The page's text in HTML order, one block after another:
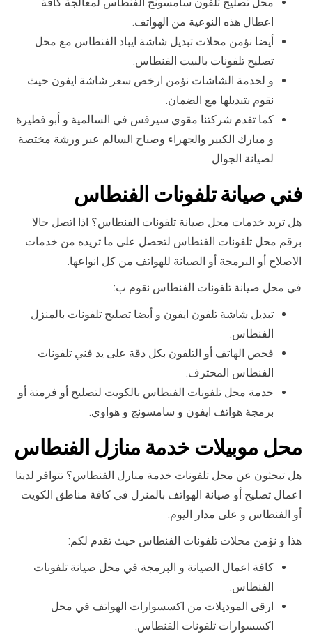
اعطال هذه النوعية من الهواتف.
أيضا نؤمن محلات تبديل شاشة ايباد الفنطاس مع محل
تصليح تلفونات بالبيت الفنطاس.
و لخدمة الشاشات نؤمن ارخص سعر شاشة ايفون حيث
نقوم بتبديلها مع الضمان.
كما تقدم شركتنا مقوي سيرفس في السالمية و أبو فطيرة
و مبارك الكبير والجهراء وصباح السالم عبر ورشة مختصة
لصيانة الجوال
فني صيانة تلفونات الفنطاس
هل تريد خدمات محل صيانة تلفونات الفنطاس؟ اذا اتصل حالا
برقم محل تلفونات الفنطاس لتحصل على ما تريده من خدمات
الاصلاح أو البرمجة أو الصيانة للهواتف من كل انواعها.
في محل صيانة تلفونات الفنطاس نقوم ب:
تبديل شاشة تلفون ايفون و أيضا تصليح تلفونات بالمنزل
الفنطاس.
فحص الهاتف أو التلفون بكل دقة على يد فني تلفونات
الفنطاس المحترف.
خدمة محل تلفونات الفنطاس بالكويت لتصليح أو فرمتة أو
برمجة هواتف ايفون و سامسونج و هواوي.
محل موبيلات خدمة منازل الفنطاس
هل تبحثون عن محل تلفونات خدمة منارل الفنطاس؟ تتوافر لدينا
اعمال تصليح أو صيانة الهواتف بالمنزل في كافة مناطق الكويت
أو الفنطاس و على مدار اليوم.
هذا و نؤمن محلات تلفونات الفنطاس حيث تقدم لكم:
كافة اعمال الصيانة و البرمجة في محل صيانة تلفونات
الفنطاس.
ارقى الموديلات من اكسسوارات الهواتف في محل
اكسسوارات تلفونات الفنطاس.